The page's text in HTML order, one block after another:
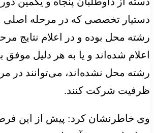
دستیار تخصصی که در مرحله اصلی
رشته محل بوده و در اعلام نتایج
اعلام شده‌اند و یا به هر دلیل موفق
رشته محل نشده‌اند، می‌توانند در
ظرفیت شرکت کنند.
وی خاطرنشان کرد: پیش از این